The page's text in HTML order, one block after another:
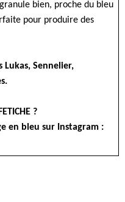
bien, proche du bleu
pour produire des
Lukas, Sennelier,
?
en bleu sur Instagram :